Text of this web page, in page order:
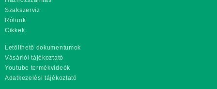
Szakszerviz
Rólunk
Cikkek
Letölthető dokumentumok
Vásárlói tájékoztató
Youtube termékvideók
Adatkezelési tájékoztató